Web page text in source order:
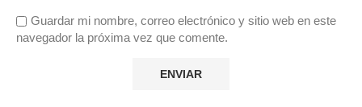
Guardar mi nombre, correo electrónico y sitio web en este
navegador la próxima vez que comente.